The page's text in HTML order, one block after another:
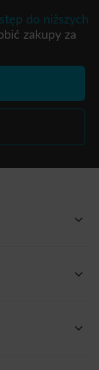
do niższych
zakupy za